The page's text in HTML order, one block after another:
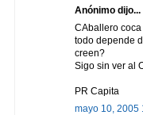
Anónimo dijo...
CAballero
todo depende
creen?
Sigo sin ver al
PR Capita
mayo 10, 2005